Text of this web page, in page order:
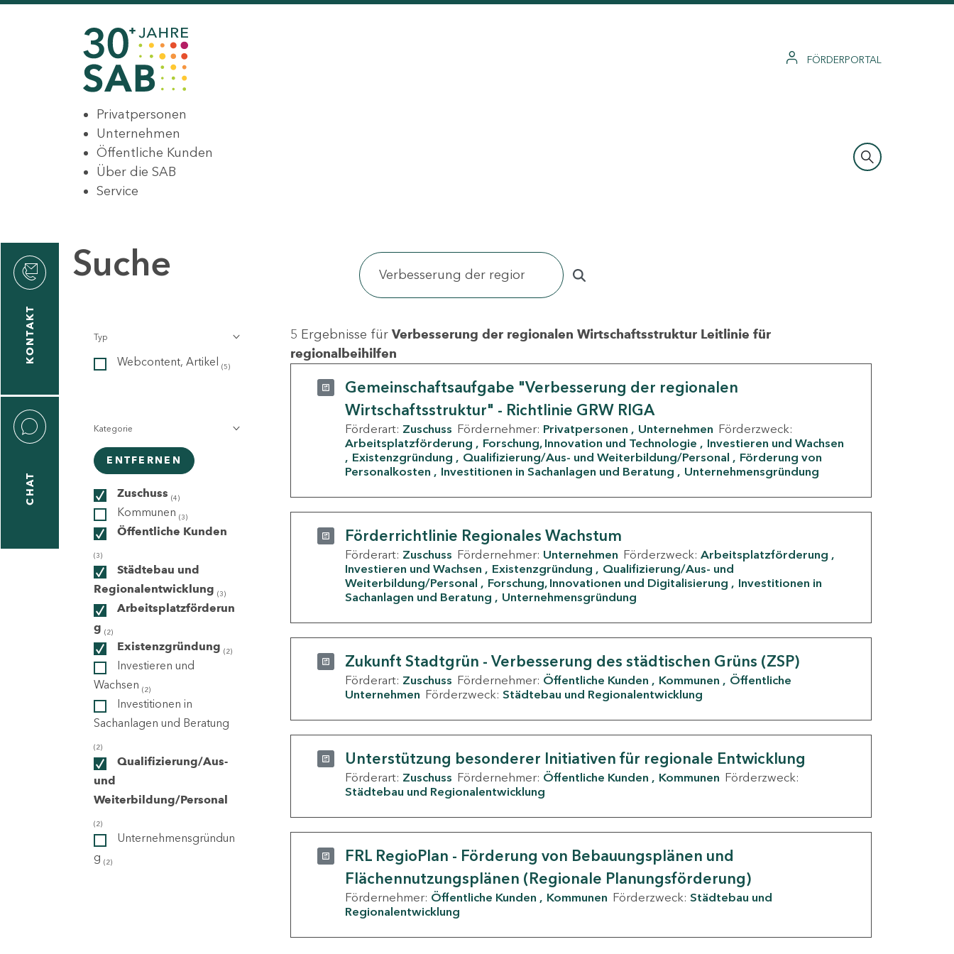
FÖRDERPORTAL
Privatpersonen
Unternehmen
Öffentliche Kunden
Über die SAB
Service
KONTAKT
CHAT
Suche
Typ
Webcontent, Artikel (5)
Kategorie
ENTFERNEN
Zuschuss (4)
Kommunen (3)
Öffentliche Kunden
(3)
Städtebau und
Regionalentwicklung (3)
Arbeitsplatzförderun
g (2)
Existenzgründung (2)
Investieren und
Wachsen (2)
Investitionen in
Sachanlagen und Beratung
(2)
Qualifizierung/Aus-
und
Weiterbildung/Personal
(2)
Unternehmensgründun
g (2)
5 Ergebnisse für Verbesserung der regionalen Wirtschaftsstruktur Leitlinie für
regionalbeihilfen
Gemeinschaftsaufgabe "Verbesserung der regionalen
Wirtschaftsstruktur" - Richtlinie GRW RIGA
Förderart: Zuschuss Fördernehmer: Privatpersonen Unternehmen Förderzweck:
Arbeitsplatzförderung
Forschung, Innovation und Technologie
Investieren und Wachsen
Existenzgründung
Qualifizierung/Aus- und Weiterbildung/Personal
Förderung von
Personalkosten
Investitionen in Sachanlagen und Beratung Unternehmensgründung
Förderrichtlinie Regionales Wachstum
Förderart: Zuschuss Fördernehmer: Unternehmen Förderzweck: Arbeitsplatzförderung
Investieren und Wachsen
Existenzgründung
Qualifizierung/Aus- und
Weiterbildung/Personal
Forschung, Innovationen und Digitalisierung
Investitionen in
Sachanlagen und Beratung
Unternehmensgründung
Zukunft Stadtgrün - Verbesserung des städtischen Grüns (ZSP)
Förderart: Zuschuss Fördernehmer: Öffentliche Kunden Kommunen
Öffentliche
Unternehmen Förderzweck: Städtebau und Regionalentwicklung
Unterstützung besonderer Initiativen für regionale Entwicklung
Förderart: Zuschuss Fördernehmer: Öffentliche Kunden Kommunen Förderzweck:
Städtebau und Regionalentwicklung
FRL RegioPlan - Förderung von Bebauungsplänen und
Flächennutzungsplänen (Regionale Planungsförderung)
Fördernehmer: Öffentliche Kunden Kommunen Förderzweck: Städtebau und
Regionalentwicklung